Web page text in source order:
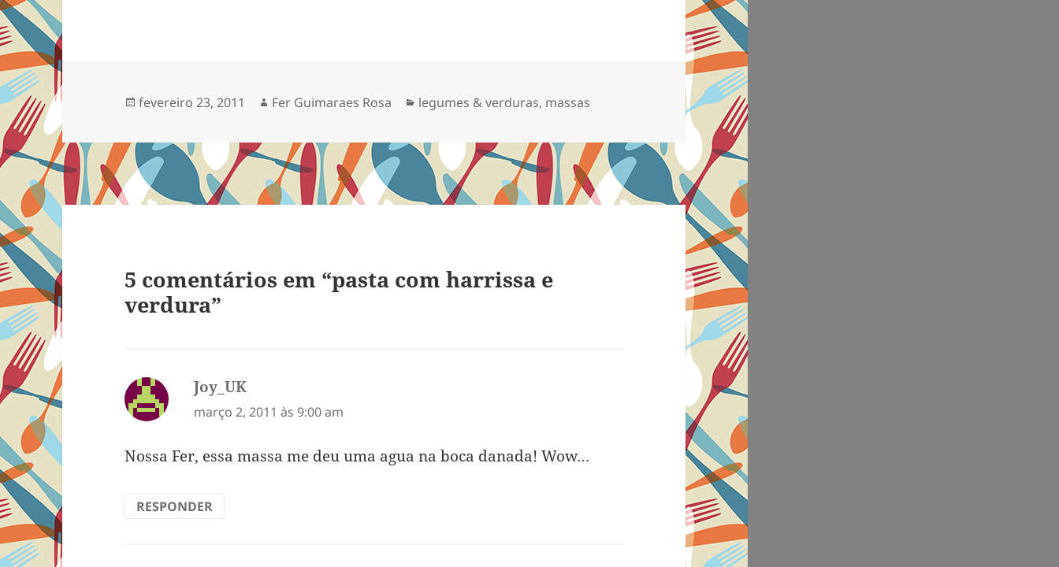
Publicado
fevereiro 23, 2011 Autor
Fer Guimaraes Rosa Categorias
legumes & verduras, massas
5 comentários em “pasta com harrissa e
verdura”
Joy_UK
março 2, 2011 às 9:00 am
Nossa Fer, essa massa me deu uma agua na boca danada! Wow…
RESPONDER